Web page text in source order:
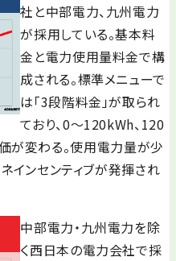
社と中部電力、九州電力
が採用している。基本料
金と電力使用量料金で構
成される。標準メニューで
は「3段階料金」が取られ
ており、0～120kWh、120
が変わる。使用電力量が少
インセンティブが発揮され
中部電力・九州電力を除
く西日本の電力会社で採